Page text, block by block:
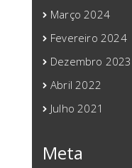
Março 2024
Fevereiro 2024
Dezembro 2023
Abril 2022
Julho 2021
Meta